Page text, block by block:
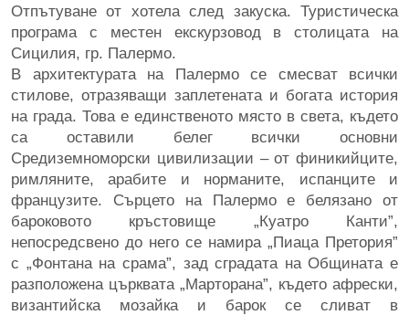
Отпътуване от хотела след закуска. Туристическа
програма с местен екскурзовод в столицата на
Сицилия, гр. Палермо.
В архитектурата на Палермо се смесват всички
стилове, отразяващи заплетената и богата история
на града. Това е единственото място в света, където
са оставили белег всички основни
Средиземноморски цивилизации – от финикийците,
римляните, арабите и норманите, испанците и
французите. Сърцето на Палермо е белязано от
бароковото кръстовище „Куатро Канти”,
непосредсвено до него се намира „Пиаца Претория”
с „Фонтана на срама”, зад сградата на Общината е
разположена църквата „Марторана”, където афрески,
византийска мозайка и барок се сливат в